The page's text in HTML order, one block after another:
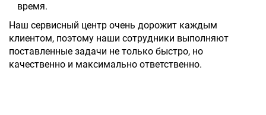
время.
Наш сервисный центр очень дорожит каждым
клиентом, поэтому наши сотрудники выполняют
поставленные задачи не только быстро, но
качественно и максимально ответственно.